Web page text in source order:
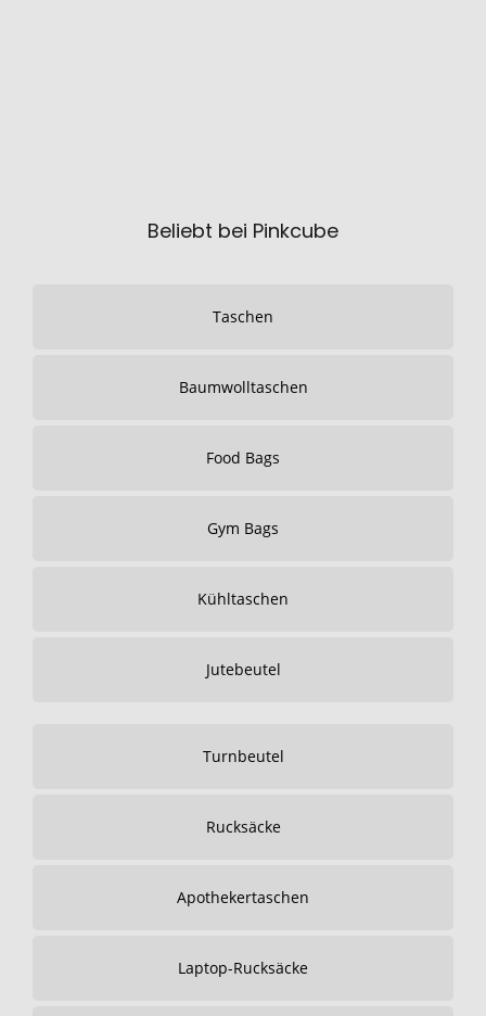
Beliebt bei Pinkcube
Taschen
Baumwolltaschen
Food Bags
Gym Bags
Kühltaschen
Jutebeutel
Turnbeutel
Rucksäcke
Apothekertaschen
Laptop-Rucksäcke